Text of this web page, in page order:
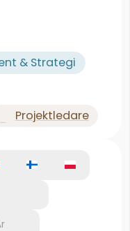
& Strategi
Projektledare